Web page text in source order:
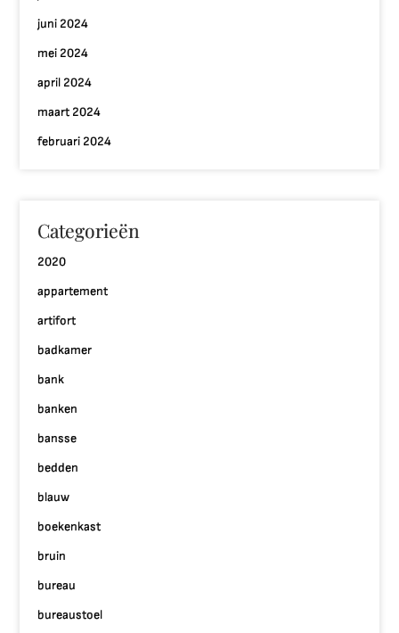
juni 2024
mei 2024
april 2024
maart 2024
februari 2024
Categorieën
2020
appartement
artifort
badkamer
bank
banken
bansse
bedden
blauw
boekenkast
bruin
bureau
bureaustoel